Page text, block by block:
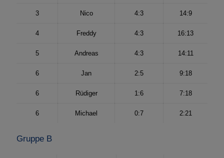
3 Nico 4:3 14:9
4 Freddy 4:3 16:13
5 Andreas 4:3 14:11
6 Jan 2:5 9:18
6 Rüdiger 1:6 7:18
6 Michael 0:7 2:21
Gruppe B